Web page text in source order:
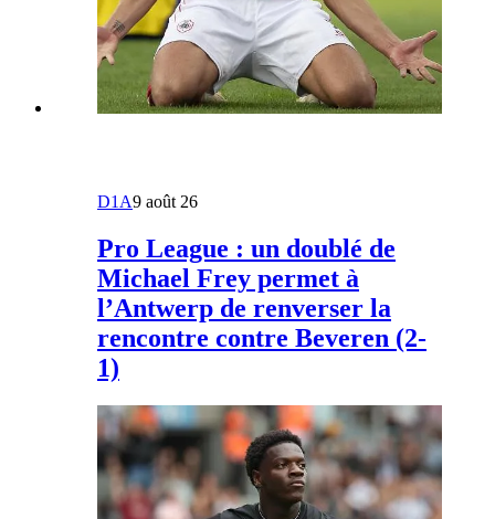
D1A9 août 26
Pro League : un doublé de
Michael Frey permet à
l’Antwerp de renverser la
rencontre contre Beveren (2-
1)